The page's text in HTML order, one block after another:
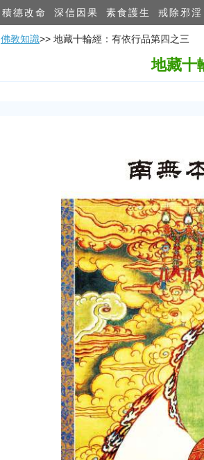
積德改命 深信因果 素食護生 戒除邪淫
佛教知識>> 地藏十輪經：有依行品第四之三
地藏十